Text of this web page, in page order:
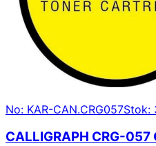
No: KAR-CAN.CRG057Stok:
CALLIGRAPH CRG-057